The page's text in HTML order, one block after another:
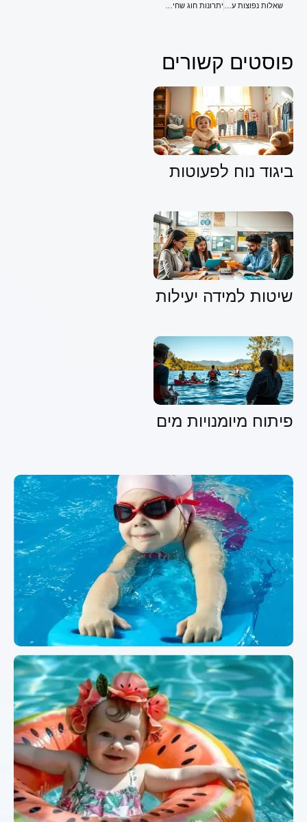
שאלות נפוצות על חוג שחייה לפעוטות #6 יתרונות חוג שחייה לתינוקות #2
פוסטים קשורים
ביגוד נוח לפעוטות
שיטות למידה יעילות
פיתוח מיומנויות מים